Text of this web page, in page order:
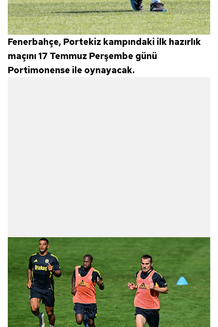
Fenerbahçe, Portekiz kampındaki ilk hazırlık
maçını 17 Temmuz Perşembe günü
Portimonense ile oynayacak.